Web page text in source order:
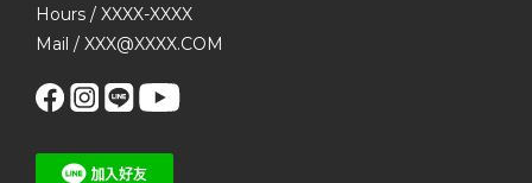
Hours / XXXX-XXXX
Mail / XXX@XXXX.COM